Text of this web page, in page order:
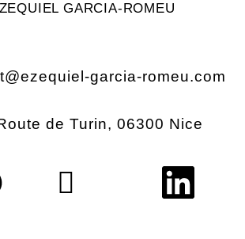
GARCIA-ROMEU
garcia-romeu.com
de Turin, 06300 Nice